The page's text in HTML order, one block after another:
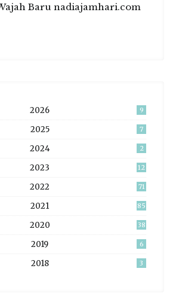
Baru nadiajamhari.com
2026 9
2025 7
2024 2
2023 12
2022 71
2021 85
2020 38
2019 6
2018 3